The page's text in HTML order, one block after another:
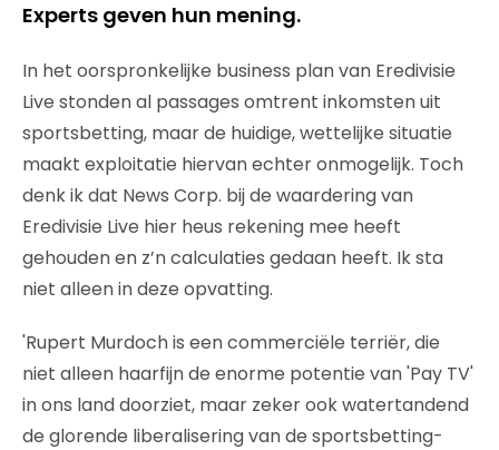
Experts geven hun mening.
In het oorspronkelijke business plan van Eredivisie
Live stonden al passages omtrent inkomsten uit
sportsbetting, maar de huidige, wettelijke situatie
maakt exploitatie hiervan echter onmogelijk. Toch
denk ik dat News Corp. bij de waardering van
Eredivisie Live hier heus rekening mee heeft
gehouden en z’n calculaties gedaan heeft. Ik sta
niet alleen in deze opvatting.
'Rupert Murdoch is een commerciële terriër, die
niet alleen haarfijn de enorme potentie van 'Pay TV'
in ons land doorziet, maar zeker ook watertandend
de glorende liberalisering van de sportsbetting-